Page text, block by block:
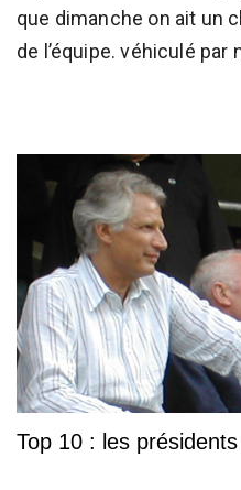
que dimanche on ait un
de l’équipe. véhiculé
Top 10 : les